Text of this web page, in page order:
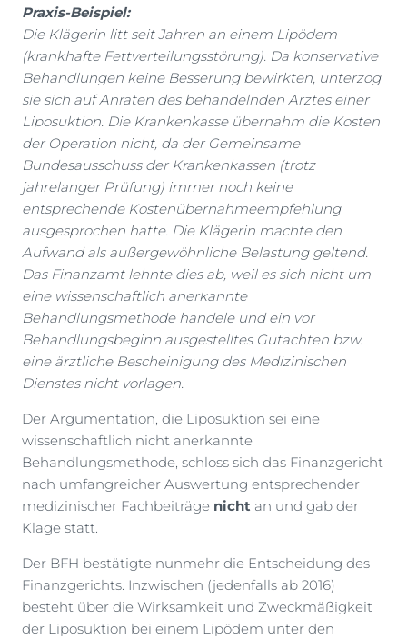
Praxis-Beispiel:
Die Klägerin litt seit Jahren an einem Lipödem
(krankhafte Fettverteilungsstörung). Da konservative
Behandlungen keine Besserung bewirkten, unterzog
sie sich auf Anraten des behandelnden Arztes einer
Liposuktion. Die Krankenkasse übernahm die Kosten
der Operation nicht, da der Gemeinsame
Bundesausschuss der Krankenkassen (trotz
jahrelanger Prüfung) immer noch keine
entsprechende Kostenübernahmeempfehlung
ausgesprochen hatte. Die Klägerin machte den
Aufwand als außergewöhnliche Belastung geltend.
Das Finanzamt lehnte dies ab, weil es sich nicht um
eine wissenschaftlich anerkannte
Behandlungsmethode handele und ein vor
Behandlungsbeginn ausgestelltes Gutachten bzw.
eine ärztliche Bescheinigung des Medizinischen
Dienstes nicht vorlagen.
Der Argumentation, die Liposuktion sei eine
wissenschaftlich nicht anerkannte
Behandlungsmethode, schloss sich das Finanzgericht
nach umfangreicher Auswertung entsprechender
medizinischer Fachbeiträge nicht an und gab der
Klage statt.
Der BFH bestätigte nunmehr die Entscheidung des
Finanzgerichts. Inzwischen (jedenfalls ab 2016)
besteht über die Wirksamkeit und Zweckmäßigkeit
der Liposuktion bei einem Lipödem unter den